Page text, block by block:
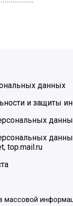
данных
и защиты
top.mail.ru
массовой